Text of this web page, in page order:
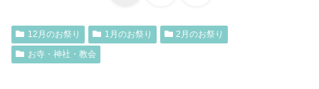
12月のお祭り 1月のお祭り
2月のお祭り
お寺・神社・教会